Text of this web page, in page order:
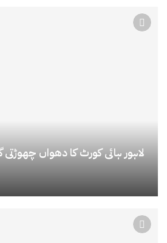
لاہور ہائی کورٹ کا دھواں چھوڑتی